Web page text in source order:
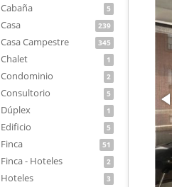
Cabaña 5
Casa 239
Casa Campestre 345
Chalet 1
Condominio 2
Consultorio 5
Dúplex 1
Edificio 5
Finca 51
Finca - Hoteles 2
Hoteles 3